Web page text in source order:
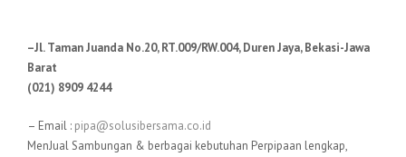
–Jl. Taman Juanda No.20, RT.009/RW.004, Duren Jaya, Bekasi-Jawa
Barat
(021) 8909 4244
– Email : pipa@solusibersama.co.id
MenJual Sambungan & berbagai kebutuhan Perpipaan lengkap,